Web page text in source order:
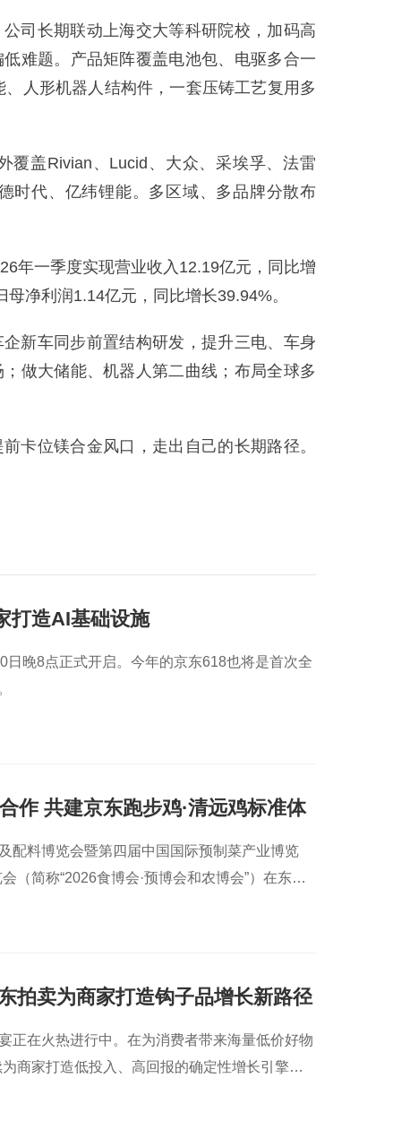
司长期联动上海交大等科研院校，加码高
难题。产品矩阵覆盖电池包、电驱多合一
人形机器人结构件，一套压铸工艺复用多
覆盖Rivian、Lucid、大众、采埃孚、法雷
时代、亿纬锂能。多区域、多品牌分散布
年一季度实现营业收入12.19亿元，同比增
净利润1.14亿元，同比增长39.94%。
新车同步前置结构研发，提升三电、车身
做大储能、机器人第二曲线；布局全球多
卡位镁合金风口，走出自己的长期路径。
打造AI基础设施
日晚8点正式开启。今年的京东618也将是首次全
作 共建京东跑步鸡·清远鸡标准体
配料博览会暨第四届中国国际预制菜产业博览
（简称“2026食博会·预博会和农博会”）在东莞
京东达成合作，京东生鲜在清远正式落地京东
求，为用户提供血统纯正、品质卓越、安全可
者在京东生鲜购买的“京东跑步鸡·清远鸡”，将
产品清远鸡的双重认证标签。
拍卖为商家打造钩子品增长新路径
正在火热进行中。在为消费者带来海量低价好物
商家打造低投入、高回报的确定性增长引擎。
外传播、直播运营等全域资源，京东拍卖已成